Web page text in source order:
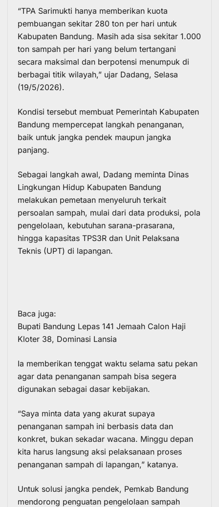
“TPA Sarimukti hanya memberikan kuota
pembuangan sekitar 280 ton per hari untuk
Kabupaten Bandung. Masih ada sisa sekitar 1.000
ton sampah per hari yang belum tertangani
secara maksimal dan berpotensi menumpuk di
berbagai titik wilayah,” ujar Dadang, Selasa
(19/5/2026).
Kondisi tersebut membuat Pemerintah Kabupaten
Bandung mempercepat langkah penanganan,
baik untuk jangka pendek maupun jangka
panjang.
Sebagai langkah awal, Dadang meminta Dinas
Lingkungan Hidup Kabupaten Bandung
melakukan pemetaan menyeluruh terkait
persoalan sampah, mulai dari data produksi, pola
pengelolaan, kebutuhan sarana-prasarana,
hingga kapasitas TPS3R dan Unit Pelaksana
Teknis (UPT) di lapangan.
Baca juga:
Bupati Bandung Lepas 141 Jemaah Calon Haji
Kloter 38, Dominasi Lansia
Ia memberikan tenggat waktu selama satu pekan
agar data penanganan sampah bisa segera
digunakan sebagai dasar kebijakan.
“Saya minta data yang akurat supaya
penanganan sampah ini berbasis data dan
konkret, bukan sekadar wacana. Minggu depan
kita harus langsung aksi pelaksanaan proses
penanganan sampah di lapangan,” katanya.
Untuk solusi jangka pendek, Pemkab Bandung
mendorong penguatan pengelolaan sampah